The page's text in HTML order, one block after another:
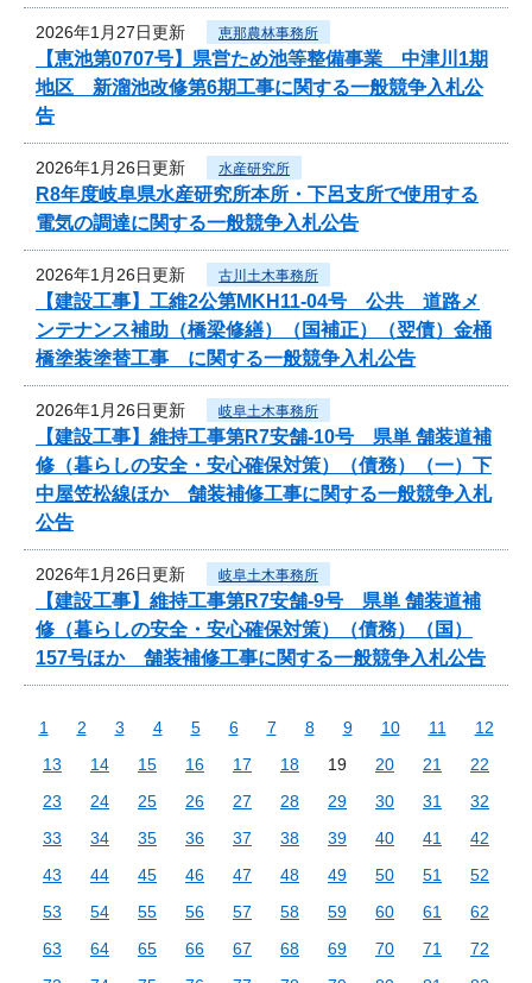
2026年1月27日更新 恵那農林事務所
【恵池第0707号】県営ため池等整備事業 中津川1期
地区 新溜池改修第6期工事に関する一般競争入札公
告
2026年1月26日更新 水産研究所
R8年度岐阜県水産研究所本所・下呂支所で使用する
電気の調達に関する一般競争入札公告
2026年1月26日更新 古川土木事務所
【建設工事】工維2公第MKH11-04号 公共 道路メ
ンテナンス補助（橋梁修繕）（国補正）（翌債）金桶
橋塗装塗替工事 に関する一般競争入札公告
2026年1月26日更新 岐阜土木事務所
【建設工事】維持工事第R7安舗-10号 県単 舗装道補
修（暮らしの安全・安心確保対策）（債務）（一）下
中屋笠松線ほか 舗装補修工事に関する一般競争入札
公告
2026年1月26日更新 岐阜土木事務所
【建設工事】維持工事第R7安舗-9号 県単 舗装道補
修（暮らしの安全・安心確保対策）（債務）（国）
157号ほか 舗装補修工事に関する一般競争入札公告
1 2 3 4 5 6 7 8 9 10 11
12
13
14 15 16 17 18 19 20 21
22
23
24 25 26 27 28 29 30 31
32
33
34 35 36 37 38 39 40 41
42
43
44 45 46 47 48 49 50 51
52
53
54 55 56 57 58 59 60 61
62
63
64 65 66 67 68 69 70 71
72